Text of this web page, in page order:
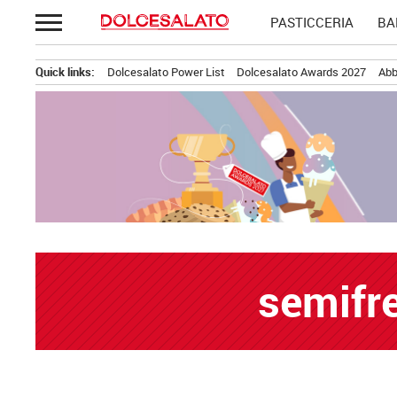
Passa
al
PASTICCERIA
Quick links: Dolcesalato Power List Dolcesalato Awards 2027